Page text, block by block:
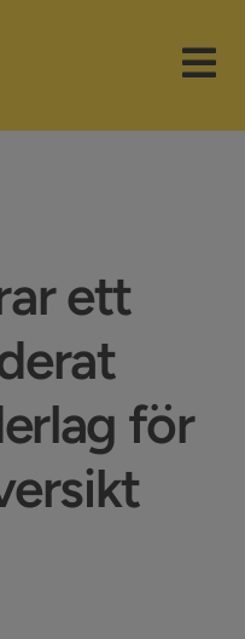
Funktioner
Nyheter
Företaget
Support
ett
för